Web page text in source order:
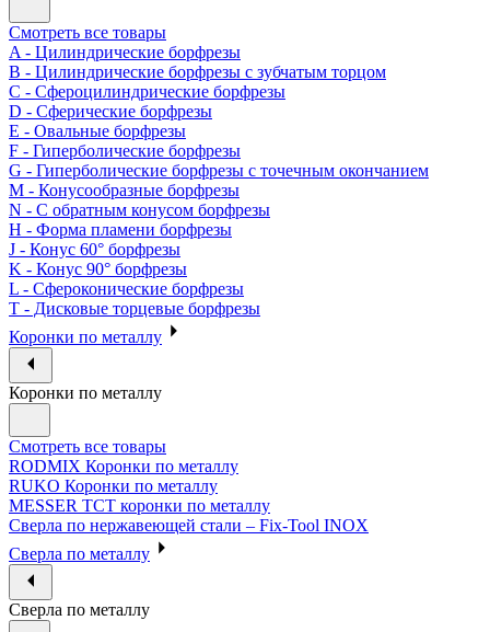
Смотреть все товары
A - Цилиндрические борфрезы
B - Цилиндрические борфрезы с зубчатым торцом
C - Сфероцилиндрические борфрезы
D - Сферические борфрезы
E - Овальные борфрезы
F - Гиперболические борфрезы
G - Гиперболические борфрезы с точечным окончанием
M - Конусообразные борфрезы
N - С обратным конусом борфрезы
H - Форма пламени борфрезы
J - Конус 60° борфрезы
K - Конус 90° борфрезы
L - Сфероконические борфрезы
T - Дисковые торцевые борфрезы
Коронки по металлу
Коронки по металлу
Смотреть все товары
RODMIX Коронки по металлу
RUKO Коронки по металлу
MESSER ТСТ коронки по металлу
Сверла по нержавеющей стали – Fix-Tool INOX
Сверла по металлу
Сверла по металлу